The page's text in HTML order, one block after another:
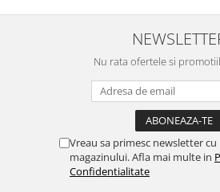
Nu rata ofertele si
Vreau sa primesc newsletter
magazinului. Afla mai multe in
Confidentialitate